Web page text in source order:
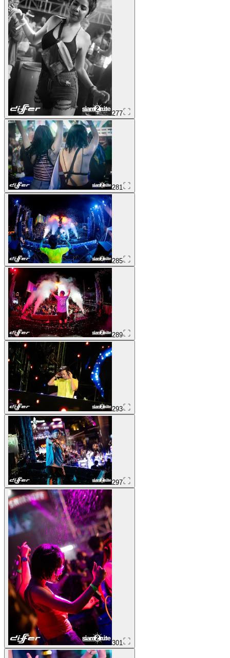
277
281
285
289
293
297
301